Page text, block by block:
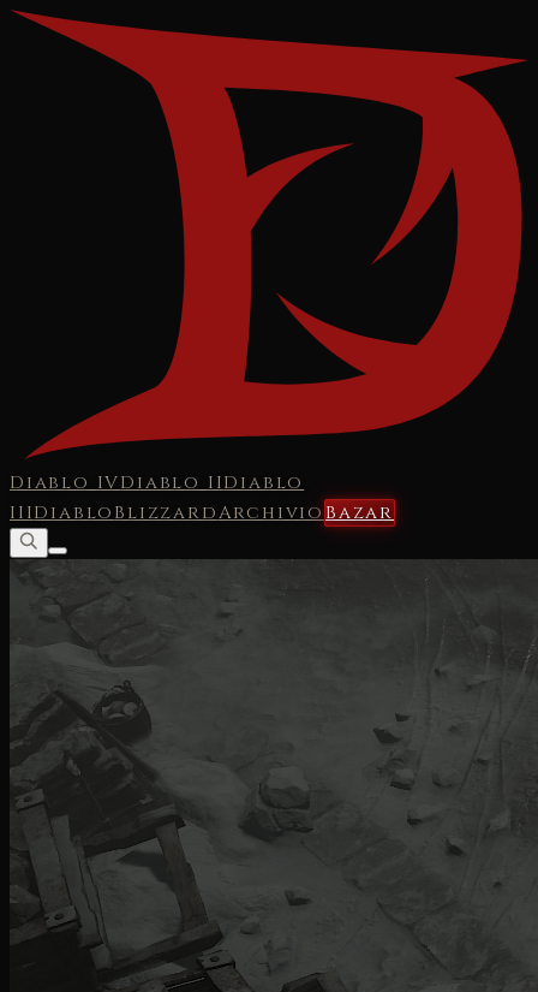
Diablo IVDiablo IIDiablo
IIIDiabloBlizzardArchivioBazar